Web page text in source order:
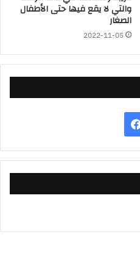
والتي لا يقع فيها حتى الأطفال
الصغار
2022-11-05
فيسبوك